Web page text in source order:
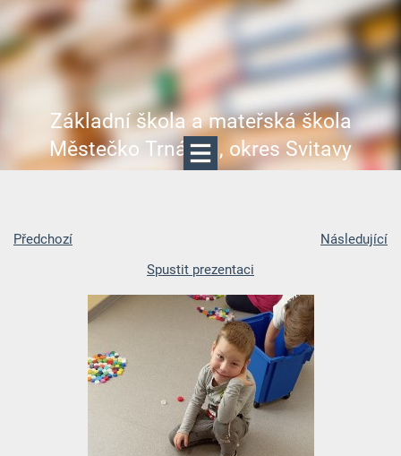
Základní škola a mateřská škola
Městečko Trnávka, okres Svitavy
Předchozí
Následující
Spustit prezentaci